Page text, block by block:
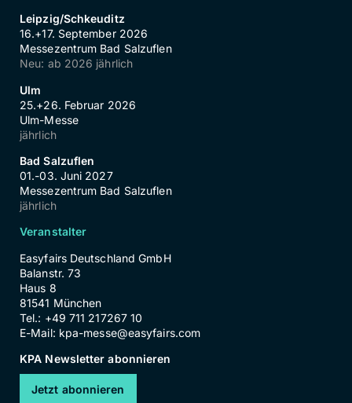
Leipzig/Schkeuditz
16.+17. September 2026
Messezentrum Bad Salzuflen
Neu: ab 2026 jährlich
Ulm
25.+26. Februar 2026
Ulm-Messe
jährlich
Bad Salzuflen
01.-03. Juni 2027
Messezentrum Bad Salzuflen
jährlich
Veranstalter
Easyfairs Deutschland GmbH
Balanstr. 73
Haus 8
81541 München
Tel.: +49 711 217267 10
E-Mail: kpa-messe@easyfairs.com
KPA Newsletter abonnieren
Jetzt abonnieren